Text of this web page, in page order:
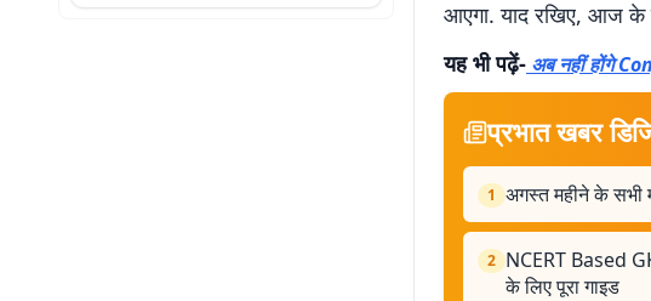
जरूरी सवाल और जवाब
आएगा. याद रखिए, आज के
यह भी पढ़ें- अब नहीं होंगे
प्रभात खबर
1 अगस्त महीने के सभी
2 NCERT Based
के लिए पूरा गाइड